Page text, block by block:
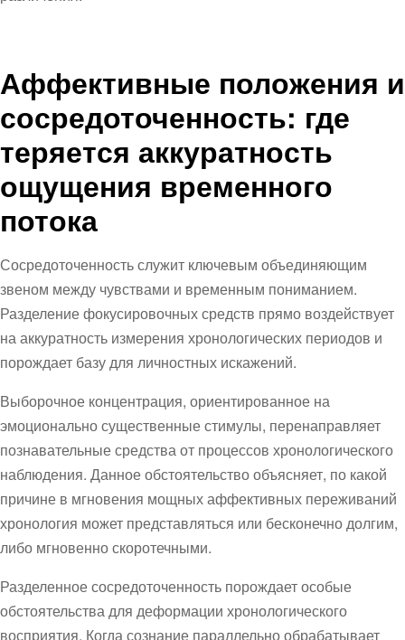
Аффективные положения и
сосредоточенность: где
теряется аккуратность
ощущения временного
потока
Сосредоточенность служит ключевым объединяющим
звеном между чувствами и временным пониманием.
Разделение фокусировочных средств прямо воздействует
на аккуратность измерения хронологических периодов и
порождает базу для личностных искажений.
Выборочное концентрация, ориентированное на
эмоционально существенные стимулы, перенаправляет
познавательные средства от процессов хронологического
наблюдения. Данное обстоятельство объясняет, по какой
причине в мгновения мощных аффективных переживаний
хронология может представляться или бесконечно долгим,
либо мгновенно скоротечными.
Разделенное сосредоточенность порождает особые
обстоятельства для деформации хронологического
восприятия. Когда сознание параллельно обрабатывает